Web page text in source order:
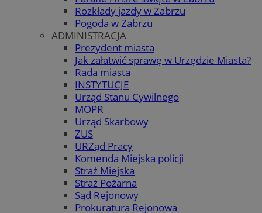
Rozkłady jazdy w Zabrzu
Pogoda w Zabrzu
ADMINISTRACJA
Prezydent miasta
Jak załatwić sprawę w Urzędzie Miasta?
Rada miasta
INSTYTUCJE
Urząd Stanu Cywilnego
MOPR
Urząd Skarbowy
ZUS
URZąd Pracy
Komenda Miejska policji
Straż Miejska
Straż Pożarna
Sąd Rejonowy
Prokuratura Rejonowa